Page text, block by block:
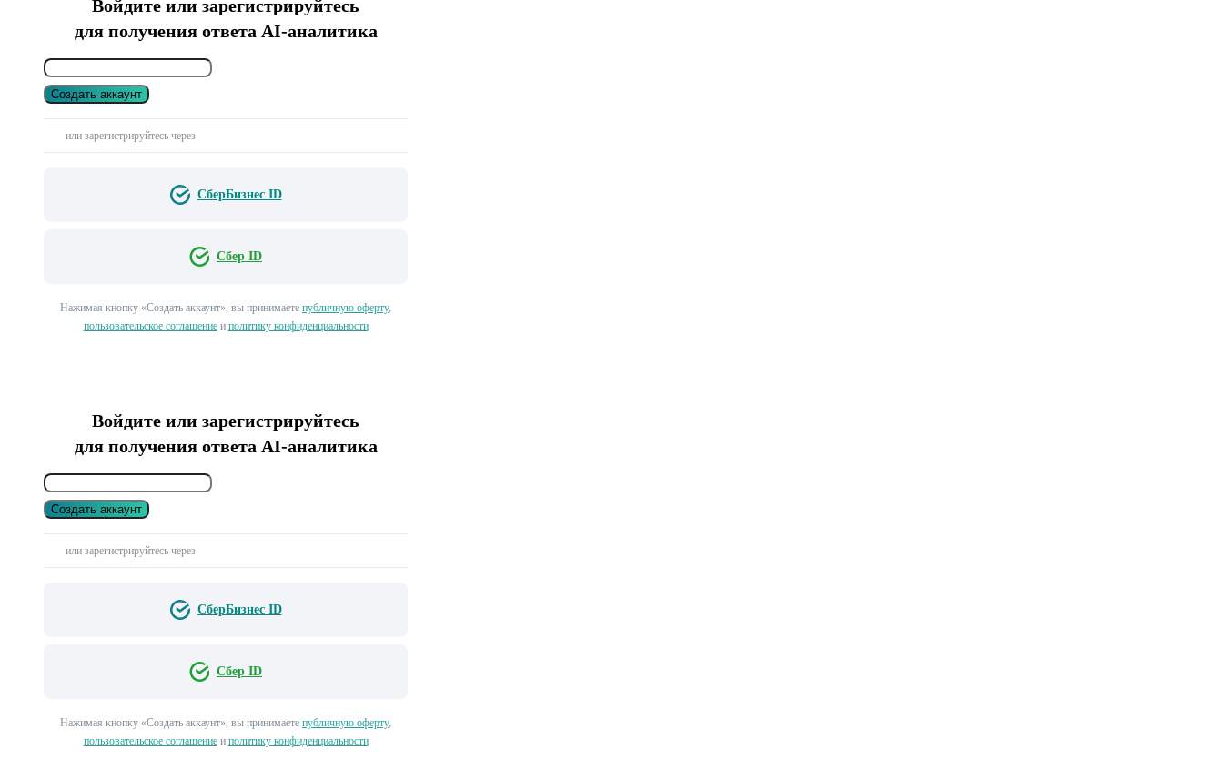
Войдите или зарегистрируйтесь
для получения ответа AI-аналитика
Создать аккаунт
или зарегистрируйтесь через
СберБизнес ID
Сбер ID
Нажимая кнопку «Создать аккаунт», вы принимаете публичную оферту,
пользовательское соглашениеи политику конфиденциальности
Войдите или зарегистрируйтесь
для получения ответа AI-аналитика
Создать аккаунт
или зарегистрируйтесь через
СберБизнес ID
Сбер ID
Нажимая кнопку «Создать аккаунт», вы принимаете публичную оферту,
пользовательское соглашениеи политику конфиденциальности